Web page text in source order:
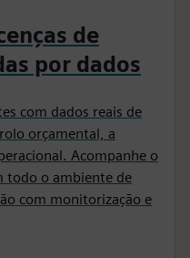
de
por dados
com dados reais de
orçamental, a
Acompanhe o
todo o ambiente de
com monitorização e